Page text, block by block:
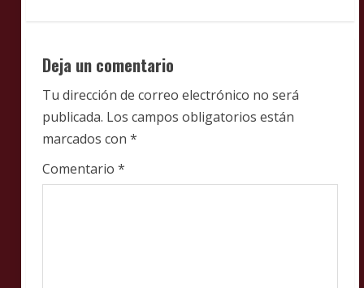
e
R
e
a
d
Deja un comentario
Tu dirección de correo electrónico no será
publicada. Los campos obligatorios están
marcados con *
Comentario *